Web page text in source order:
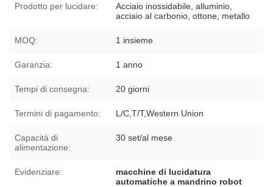
Prodotto per lucidare:
Acciaio inossidabile, alluminio,
acciaio al carbonio, ottone, metallo
MOQ: 1 insieme
Garanzia: 1 anno
Tempi di consegna: 20 giorni
Termini di pagamento: L/C,T/T,Western Union
Capacità di
alimentazione:
30 set/al mese
Evidenziare:
macchine di lucidatura
automatiche a mandrino robot